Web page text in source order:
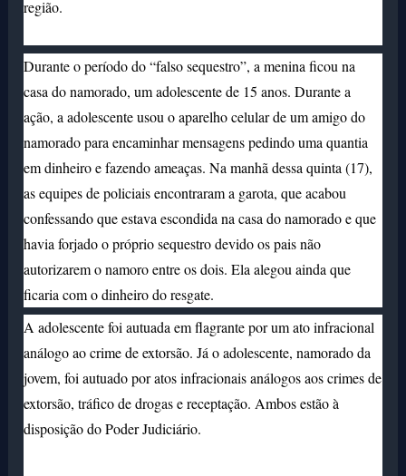
região.
Durante o período do “falso sequestro”, a menina ficou na
casa do namorado, um adolescente de 15 anos. Durante a
ação, a adolescente usou o aparelho celular de um amigo do
namorado para encaminhar mensagens pedindo uma quantia
em dinheiro e fazendo ameaças. Na manhã dessa quinta (17),
as equipes de policiais encontraram a garota, que acabou
confessando que estava escondida na casa do namorado e que
havia forjado o próprio sequestro devido os pais não
autorizarem o namoro entre os dois. Ela alegou ainda que
ficaria com o dinheiro do resgate.
A adolescente foi autuada em flagrante por um ato infracional
análogo ao crime de extorsão. Já o adolescente, namorado da
jovem, foi autuado por atos infracionais análogos aos crimes de
extorsão, tráfico de drogas e receptação. Ambos estão à
disposição do Poder Judiciário.